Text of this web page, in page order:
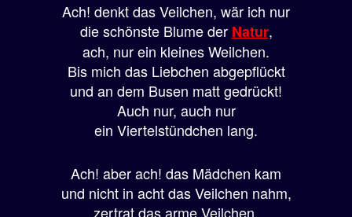
Ach! denkt das Veilchen, wär ich nur
die schönste Blume der Natur,
ach, nur ein kleines Weilchen.
Bis mich das Liebchen abgepflückt
und an dem Busen matt gedrückt!
Auch nur, auch nur
ein Viertelstündchen lang.
Ach! aber ach! das Mädchen kam
und nicht in acht das Veilchen nahm,
zertrat das arme Veilchen.